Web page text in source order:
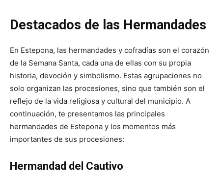
Destacados de las Hermandades
En Estepona, las hermandades y cofradías son el corazón
de la Semana Santa, cada una de ellas con su propia
historia, devoción y simbolismo. Estas agrupaciones no
solo organizan las procesiones, sino que también son el
reflejo de la vida religiosa y cultural del municipio. A
continuación, te presentamos las principales
hermandades de Estepona y los momentos más
importantes de sus procesiones:
Hermandad del Cautivo